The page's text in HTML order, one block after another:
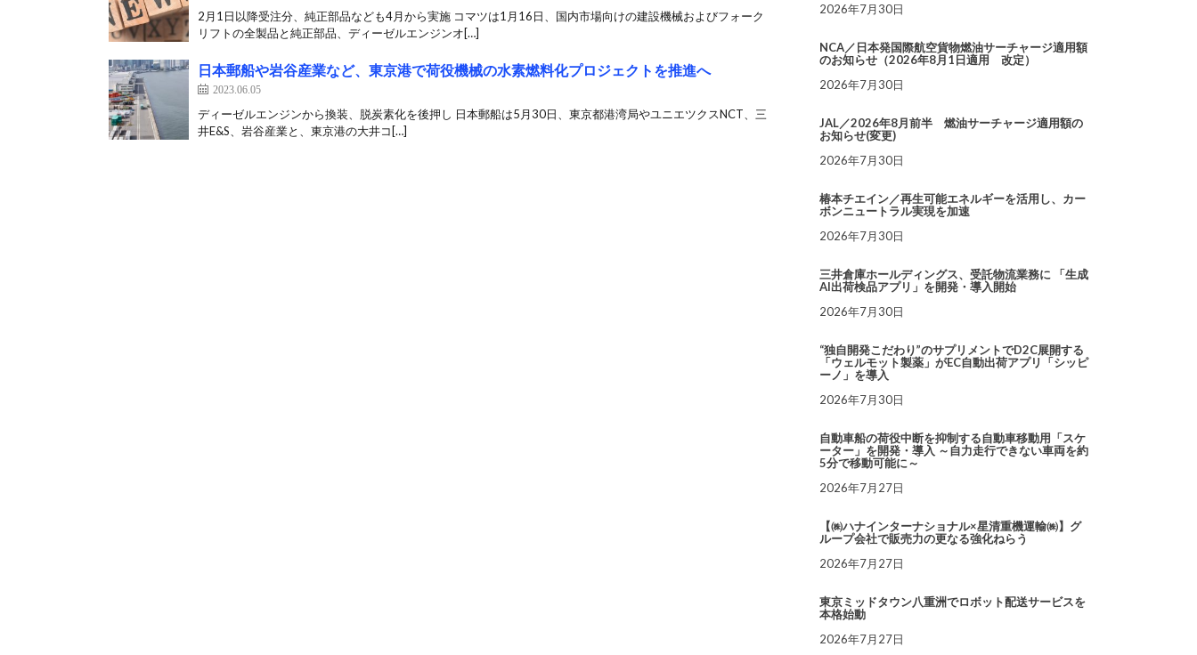
2月1日以降受注分、純正部品なども4月から実施 コマツは1月16日、国内市場向けの建設機械およびフォーク
リフトの全製品と純正部品、ディーゼルエンジンオ[…]
日本郵船や岩谷産業など、東京港で荷役機械の水素燃料化プロジェクトを推進へ
2023.06.05
ディーゼルエンジンから換装、脱炭素化を後押し 日本郵船は5月30日、東京都港湾局やユニエツクスNCT、三
井E&S、岩谷産業と、東京港の大井コ[…]
2026年7月30日
NCA／日本発国際航空貨物燃油サーチャージ適用額
のお知らせ（2026年8月1日適用 改定）
2026年7月30日
JAL／2026年8月前半 燃油サーチャージ適用額の
お知らせ(変更)
2026年7月30日
椿本チエイン／再生可能エネルギーを活用し、カー
ボンニュートラル実現を加速
2026年7月30日
三井倉庫ホールディングス、受託物流業務に 「生成
AI出荷検品アプリ」を開発・導入開始
2026年7月30日
“独自開発こだわり”のサプリメントでD2C展開する
「ウェルモット製薬」がEC自動出荷アプリ「シッピ
ーノ」を導入
2026年7月30日
自動車船の荷役中断を抑制する自動車移動用「スケ
ーター」を開発・導入 ～自力走行できない車両を約
5分で移動可能に～
2026年7月27日
【㈱ハナインターナショナル×星清重機運輸㈱】グ
ループ会社で販売力の更なる強化ねらう
2026年7月27日
東京ミッドタウン八重洲でロボット配送サービスを
本格始動
2026年7月27日